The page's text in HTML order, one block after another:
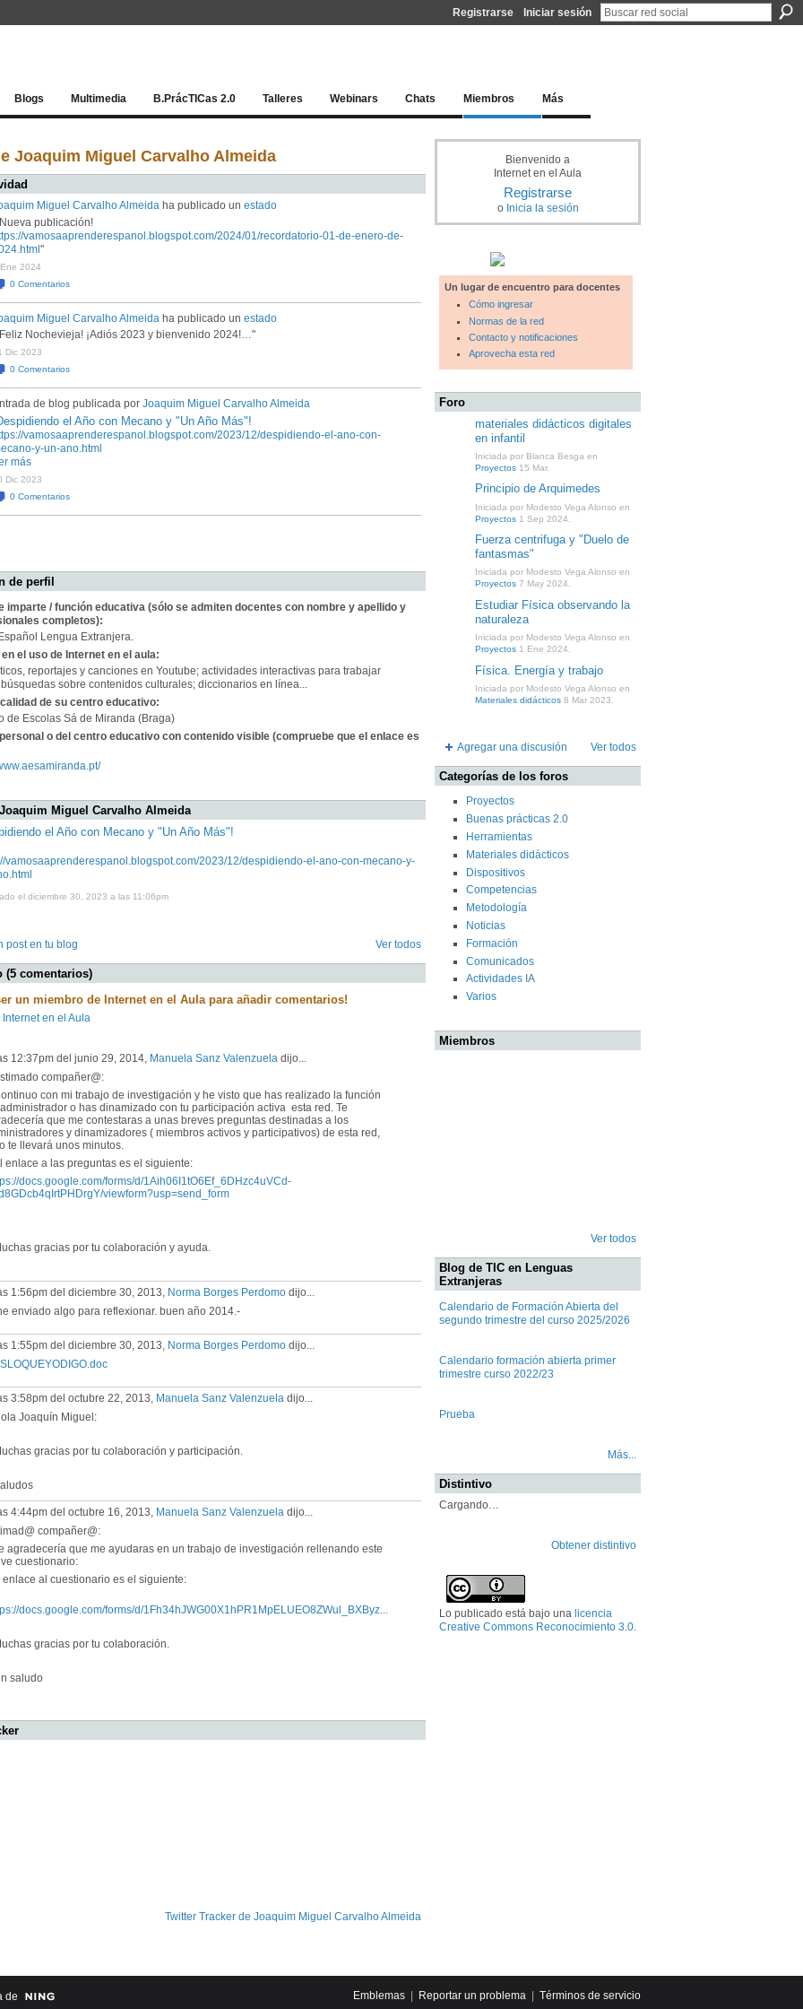
Registrarse Iniciar sesión
Blogs Multimedia B.PrácTICas 2.0 Talleres Webinars Chats Miembros Más
Joaquim Miguel Carvalho Almeida
Miguel Carvalho Almeida ha publicado un estado
publicación!
vamosaaprenderespanol.blogspot.com/2024/01/recordatorio-01-de-enero-de-
"
2024
0 Comentarios
Miguel Carvalho Almeida ha publicado un estado
Nochevieja! ¡Adiós 2023 y bienvenido 2024!…"
Dic 2023
0 Comentarios
de blog publicada por Joaquim Miguel Carvalho Almeida
el Año con Mecano y "Un Año Más"!
vamosaaprenderespanol.blogspot.com/2023/12/despidiendo-el-ano-con-
y-un-ano.html
más
Dic 2023
0 Comentarios
de perfil
imparte / función educativa (sólo se admiten docentes con nombre y apellido y
completos):
Lengua Extranjera.
el uso de Internet en el aula:
reportajes y canciones en Youtube; actividades interactivas para trabajar
sobre contenidos culturales; diccionarios en línea...
de su centro educativo:
de Escolas Sá de Miranda (Braga)
o del centro educativo con contenido visible (compruebe que el enlace es
Miguel Carvalho Almeida
el Año con Mecano y "Un Año Más"!
vamosaaprenderespanol.blogspot.com/2023/12/despidiendo-el-ano-con-mecano-y-
el diciembre 30, 2023 a las 11:06pm
post en tu blog Ver todos
(5 comentarios)
un miembro de Internet en el Aula para añadir comentarios!
en el Aula
12:37pm del junio 29, 2014, Manuela Sanz Valenzuela dijo...
compañer@:
con mi trabajo de investigación y he visto que has realizado la función
o has dinamizado con tu participación activa esta red. Te
que me contestaras a unas breves preguntas destinadas a los
y dinamizadores ( miembros activos y participativos) de esta red,
te llevará unos minutos.
enlace a las preguntas es el siguiente:
docs.google.com/forms/d/1Aih06I1tO6Ef_6DHzc4uVCd-
viewform?usp=send_form
gracias por tu colaboración y ayuda.
1:56pm del diciembre 30, 2013, Norma Borges Perdomo dijo...
enviado algo para reflexionar. buen año 2014.-
1:55pm del diciembre 30, 2013, Norma Borges Perdomo dijo...
3:58pm del octubre 22, 2013, Manuela Sanz Valenzuela dijo...
Joaquín Miguel:
gracias por tu colaboración y participación.
4:44pm del octubre 16, 2013, Manuela Sanz Valenzuela dijo...
compañer@:
agradecería que me ayudaras en un trabajo de investigación rellenando este
cuestionario:
enlace al cuestionario es el siguiente:
docs.google.com/forms/d/1Fh34hJWG00X1hPR1MpELUEO8ZWul_BXByz...
gracias por tu colaboración.
saludo
Twitter Tracker de Joaquim Miguel Carvalho Almeida
Bienvenido a
Internet en el Aula
Registrarse
o Inicia la sesión
Un lugar de encuentro para docentes
Cómo ingresar
Normas de la red
Contacto y notificaciones
Aprovecha esta red
Foro
materiales didácticos digitales
en infantil
Iniciada por Blanca Besga en
Proyectos 15 Mar.
Principio de Arquimedes
Iniciada por Modesto Vega Alonso en
Proyectos 1 Sep 2024.
Fuerza centrifuga y "Duelo de
fantasmas"
Iniciada por Modesto Vega Alonso en
Proyectos 7 May 2024.
Estudiar Física observando la
naturaleza
Iniciada por Modesto Vega Alonso en
Proyectos 1 Ene 2024.
Física. Energía y trabajo
Iniciada por Modesto Vega Alonso en
Materiales didácticos 8 Mar 2023.
Agregar una discusión Ver todos
Categorías de los foros
Proyectos
Buenas prácticas 2.0
Herramientas
Materiales didácticos
Dispositivos
Competencias
Metodología
Noticias
Formación
Comunicados
Actividades IA
Varios
Miembros
Ver todos
Blog de TIC en Lenguas
Extranjeras
Calendario de Formación Abierta del
segundo trimestre del curso 2025/2026
Calendario formación abierta primer
trimestre curso 2022/23
Prueba
Más...
Distintivo
Cargando…
Obtener distintivo
Lo publicado está bajo una licencia
Creative Commons Reconocimiento 3.0.
de Emblemas | Reportar un problema | Términos de servicio